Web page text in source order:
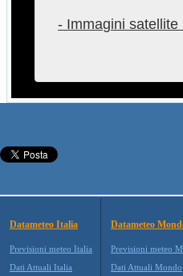
- Immagini satellite
Datameteo Italia
Previsioni meteo Italia
Dati Attuali Italia
Datameteo
Previsioni meteo
Dati Attuali Mondo